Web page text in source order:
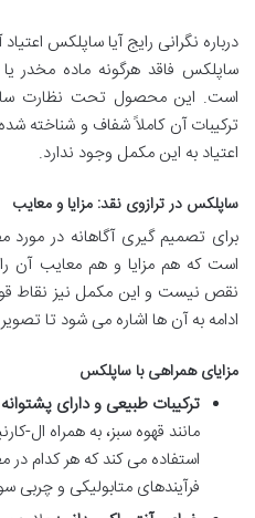
درباره نگرانی رایج آیا ساپلکس
ساپلکس فاقد هرگونه ماده مخدر یا
است. این محصول تحت نظارت
ترکیبات آن کاملاً شفاف و شناخته
اعتیاد به این مکمل وجود ندارد.
ساپلکس در ترازوی نقد: مزایا و معایب
برای تصمیم گیری آگاهانه در
است که هم مزایا و هم معایب آن
نقص نیست و این مکمل نیز نقاط
ادامه به آن ها اشاره می شود تا
مزایای همراهی با ساپلکس
ترکیبات طبیعی و دارای
استفاده می کند که هر کدام
فرآیندهای متابولیکی و چربی